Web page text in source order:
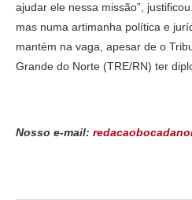
ajudar ele nessa missão”,
mas numa artimanha política e
mantém na vaga, apesar de o
Grande do Norte (TRE/RN) ter
Nosso e-mail: